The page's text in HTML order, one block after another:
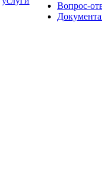
Вопрос-